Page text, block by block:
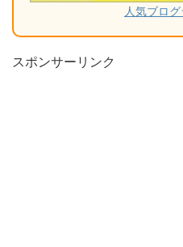
人気ブロ
スポンサーリンク